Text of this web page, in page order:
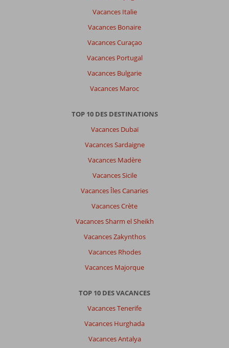
Vacances Italie
Vacances Bonaire
Vacances Curaçao
Vacances Portugal
Vacances Bulgarie
Vacances Maroc
TOP 10 DES DESTINATIONS
Vacances Dubaï
Vacances Sardaigne
Vacances Madère
Vacances Sicile
Vacances Îles Canaries
Vacances Crète
Vacances Sharm el Sheikh
Vacances Zakynthos
Vacances Rhodes
Vacances Majorque
TOP 10 DES VACANCES
Vacances Tenerife
Vacances Hurghada
Vacances Antalya